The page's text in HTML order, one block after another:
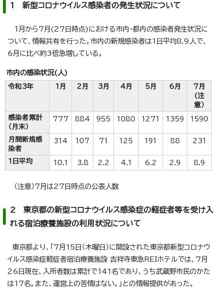
1 新型コロナウイルス感染者の発生状況について
1月から7月(27日時点)における市内・都内の感染者発生状況に
ついて、情報共有を行った。市内の新規感染者は1日平均8.9人で、
6月に比べ約3倍急増している。
市内の感染状況(人)
令和3年 1月 2月 3月 4月 5月 6月
7月
(注
意）
感染者累計
（月末）
777 884 955 1080 1271 1359 1590
月間新規感
染者
314 107 71 125 191 88 231
1日平均 10.1 3.8 2.2 4.1 6.2 2.9 8.9
（注意）7月は27日時点の公表人数
2 東京都の新型コロナウイルス感染症の軽症者等を受け入
れる宿泊療養施設の利用状況について
東京都より、「7月15日（木曜日）に開設された東京都新型コロナウ
イルス感染症軽症者宿泊療養施設 吉祥寺東急REIホテルでは、7月
26日現在、入所者数は累計で141名であり、うち武蔵野市民のかた
は17名。また、運営上の苦情はない。」との情報提供があった。